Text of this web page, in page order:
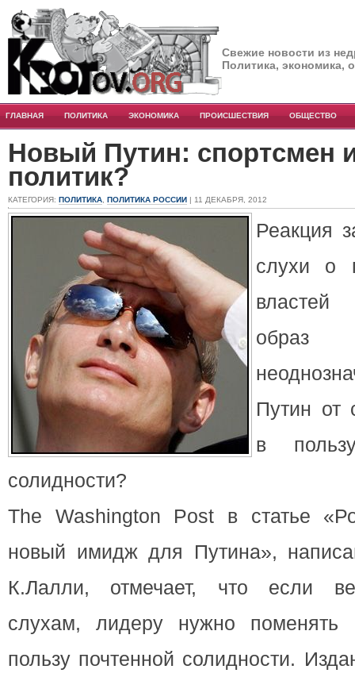
Свежие новости из
Политика, экономика,
ГЛАВНАЯ ПОЛИТИКА ЭКОНОМИКА ПРОИСШЕСТВИЯ ОБЩЕСТВО
Новый Путин: спортсмен
политик?
КАТЕГОРИЯ: ПОЛИТИКА ПОЛИТИКА РОССИИ | 11 ДЕКАБРЯ, 2012
Реакция
слухи о
властей
образ
Путин от
в
солидности?
The Washington Post в статье
новый имидж для Путина»,
К.Лалли, отмечает, что если
слухам, лидеру нужно поменять
пользу почтенной солидности.